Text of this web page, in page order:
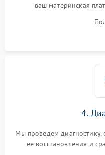
ваш материнская
4.
Мы проведем диагностику,
ее восстановления и